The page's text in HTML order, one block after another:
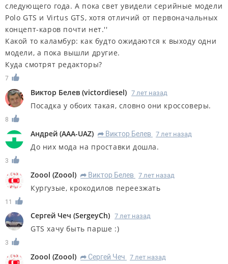
следующего года. А пока свет увидели серийные модели
Polo GTS и Virtus GTS, хотя отличий от первоначальных
концепт-каров почти нет.''
Какой то каламбур: как будто ожидаются к выходу одни
модели, а пока вышли другие.
Куда смотрят редакторы?
7
Виктор Белев (victordiesel) 7 лет назад
Посадка у обоих такая, словно они кроссоверы.
8
Андрей (AAA-UAZ) R Виктор Белев 7 лет назад
До них мода на проставки дошла.
3
Zoool (Zoool) R Виктор Белев 7 лет назад
Кургузые, крокодилов переезжать
11
Сергей Чеч (SergeyCh) 7 лет назад
GTS хачу быть парше :)
3
Zoool (Zoool) R Сергей Чеч 7 лет назад